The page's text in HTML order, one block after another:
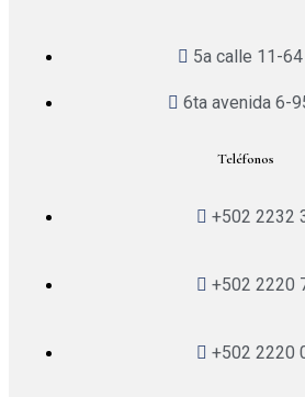
5a calle 11-64
6ta avenida 6-
Teléfonos
+502 2232
+502 2220
+502 2220